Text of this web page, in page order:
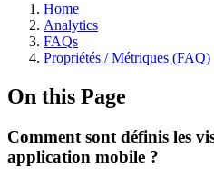
Home
Analytics
FAQs
Propriétés / Métriques (FAQ)
On this Page
Comment sont définis les
application mobile ?